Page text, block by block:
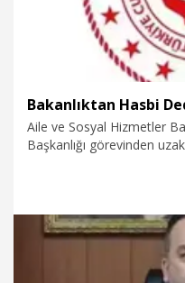
Bakanlıktan Hasbi
Aile ve Sosyal Hizmetler
Başkanlığı görevinden